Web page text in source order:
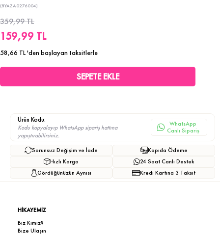
(8YAZA0276004)
359,99 TL
159,99 TL
58,66 TL'den başlayan taksitlerle
Ürün Kodu:
Kodu kopyalayıp WhatsApp sipariş hattına
yapıştırabilirsiniz.
WhatsApp
Canlı Sipariş
Sorunsuz Değişim ve İade
Hızlı Kargo
Gördüğünüzün Aynısı
Kapıda Ödeme
24 Saat Canlı Destek
Kredi Kartına 3 Taksit
HİKAYEMİZ
Biz Kimiz?
Bize Ulaşın